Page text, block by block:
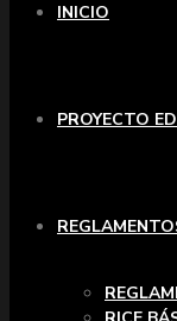
INICIO
PROYECTO